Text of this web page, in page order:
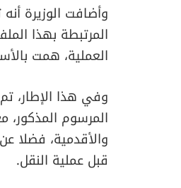
وأضافت الوزيرة
المرتبطة بهذا
العملية، همت
وفي هذا الإطار،
المرسوم
والأقدمية، فضلا
قبل عملية النقل.